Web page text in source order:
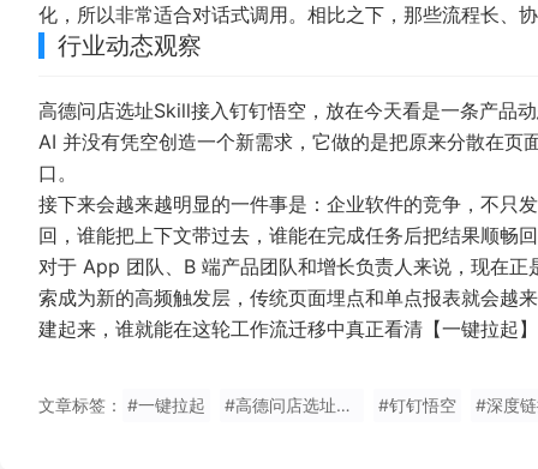
化，所以非常适合对话式调用。相比之下，那些流程长、
行业动态观察
高德问店选址Skill接入钉钉悟空，放在今天看是一条产品
AI 并没有凭空创造一个新需求，它做的是把原来分散在
口。
接下来会越来越明显的一件事是：企业软件的竞争，不只
回，谁能把上下文带过去，谁能在完成任务后把结果顺畅
对于 App 团队、B 端产品团队和增长负责人来说，现在
索成为新的高频触发层，传统页面埋点和单点报表就会越
建起来，谁就能在这轮工作流迁移中真正看清【一键拉起
文章标签： #一键拉起 #高德问店选址Skill #钉钉悟空 #深度